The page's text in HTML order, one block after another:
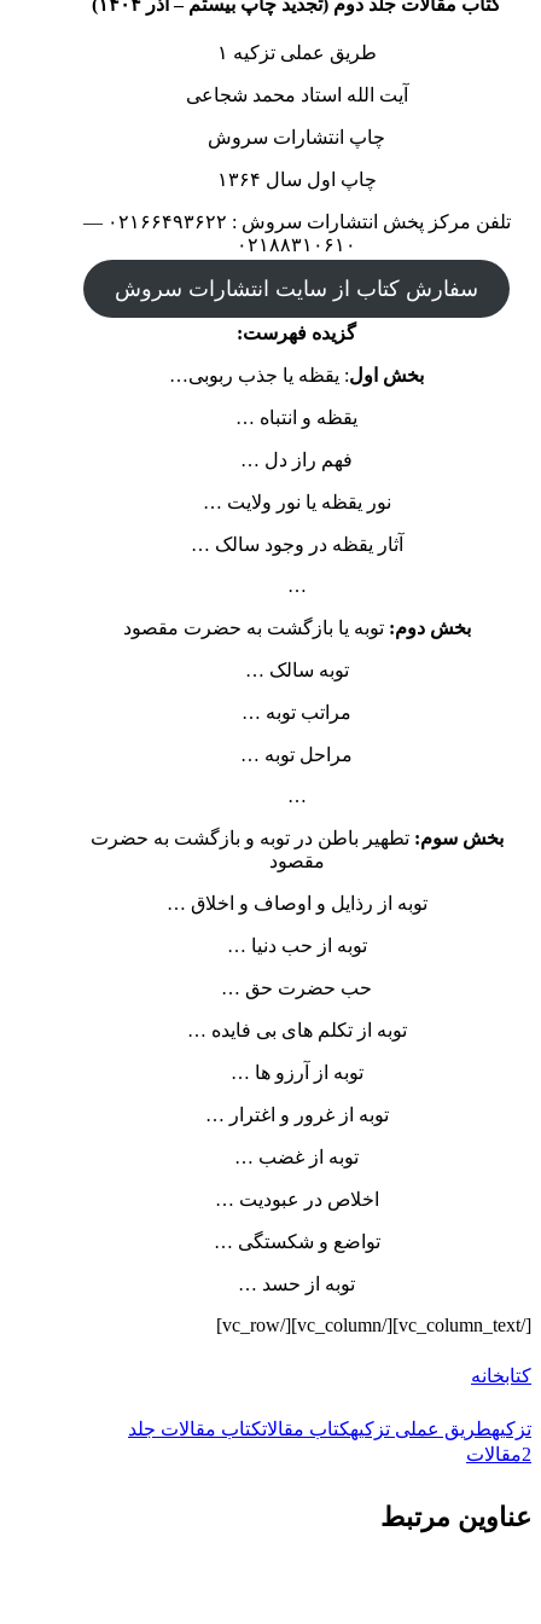
کتاب مقالات جلد دوم (تجدید چاپ بیستم – آذر ۱۴۰۴)
طریق عملی تزکیه ۱
آیت الله استاد محمد شجاعی
چاپ انتشارات سروش
چاپ اول سال ۱۳۶۴
تلفن مرکز پخش انتشارات سروش : ۰۲۱۶۶۴۹۳۶۲۲ —
۰۲۱۸۸۳۱۰۶۱۰
سفارش کتاب از سایت انتشارات سروش
گزیده فهرست:
بخش اول: یقظه یا جذب ربوبی…
یقظه و انتباه …
فهم راز دل …
نور یقظه یا نور ولایت …
آثار یقظه در وجود سالک …
…
بخش دوم: توبه یا بازگشت به حضرت مقصود
توبه سالک …
مراتب توبه …
مراحل توبه …
…
بخش سوم: تطهیر باطن در توبه و بازگشت به حضرت
مقصود
توبه از رذایل و اوصاف و اخلاق …
توبه از حب دنیا …
حب حضرت حق …
توبه از تکلم های بی فایده …
توبه از آرزو ها …
توبه از غرور و اغترار …
توبه از غضب …
اخلاص در عبودیت …
تواضع و شکستگی …
توبه از حسد …
[/vc_column_text][/vc_column][/vc_row]
کتابخانه
تزکیهطریق عملی تزکیهکتاب مقالاتکتاب مقالات جلد
2مقالات
عناوین مرتبط